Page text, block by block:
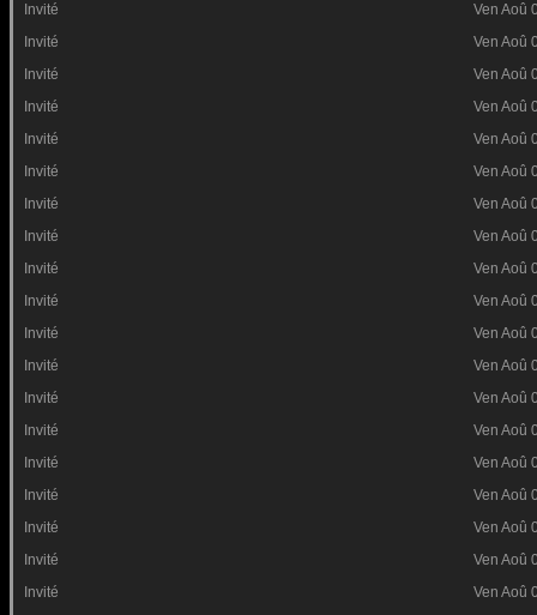
Invité
Ven Aoû
Invité
Ven Aoû
Invité
Ven Aoû
Invité
Ven Aoû
Invité
Ven Aoû
Invité
Ven Aoû
Invité
Ven Aoû
Invité
Ven Aoû
Invité
Ven Aoû
Invité
Ven Aoû
Invité
Ven Aoû
Invité
Ven Aoû
Invité
Ven Aoû
Invité
Ven Aoû
Invité
Ven Aoû
Invité
Ven Aoû
Invité
Ven Aoû
Invité
Ven Aoû
Invité
Ven Aoû